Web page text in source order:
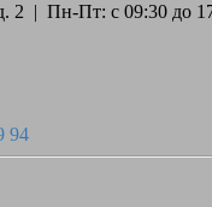
2 | Пн-Пт: с 09:30 до
94